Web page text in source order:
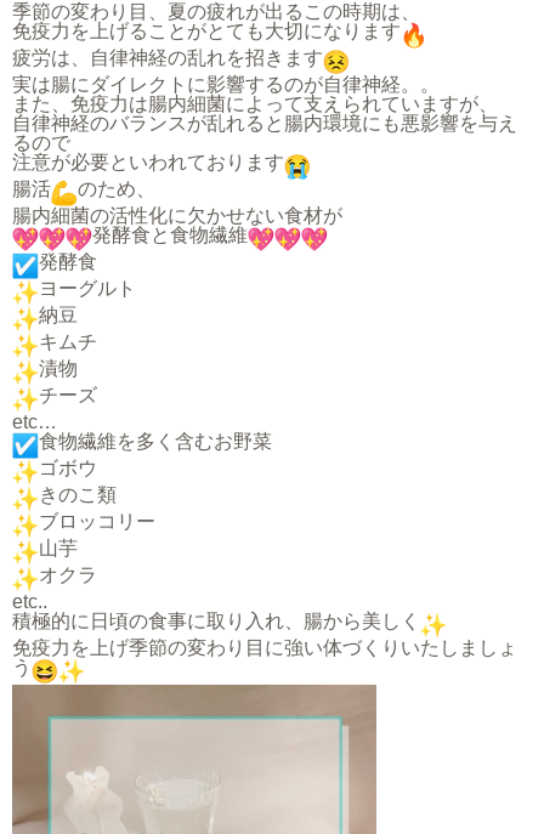
季節の変わり目、夏の疲れが出るこの時期は、
免疫力を上げることがとても大切になります
疲労は、自律神経の乱れを招きます
実は腸にダイレクトに影響するのが自律神経。。
また、免疫力は腸内細菌によって支えられていますが、
自律神経のバランスが乱れると腸内環境にも悪影響を与え
るので
注意が必要といわれております
腸活
のため、
腸内細菌の活性化に欠かせない食材が
発酵食と食物繊維
発酵食
ヨーグルト
納豆
キムチ
漬物
チーズ
etc…
食物繊維を多く含むお野菜
ゴボウ
きのこ類
ブロッコリー
山芋
オクラ
etc..
積極的に日頃の食事に取り入れ、腸から美しく
免疫力を上げ季節の変わり目に強い体づくりいたしましょ
う